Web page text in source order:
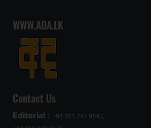
WWW.ADA.LK
Contact Us
Editorial : +94 011 247 9642,